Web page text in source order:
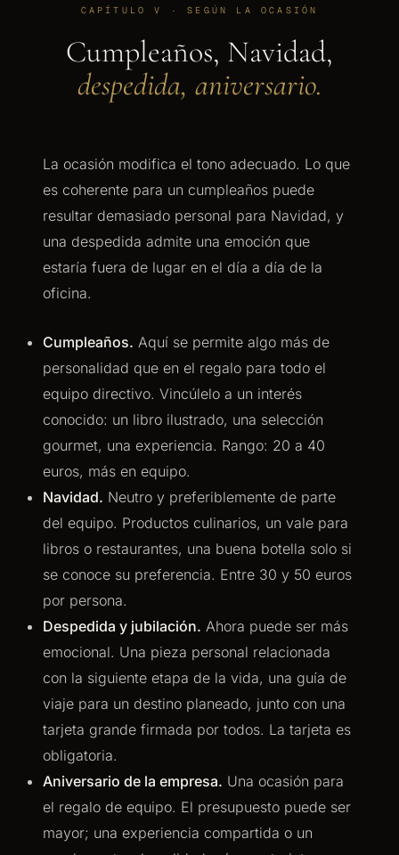
CAPÍTULO V · SEGÚN LA OCASIÓN
Cumpleaños, Navidad,
despedida, aniversario.
La ocasión modifica el tono adecuado. Lo que
es coherente para un cumpleaños puede
resultar demasiado personal para Navidad, y
una despedida admite una emoción que
estaría fuera de lugar en el día a día de la
oficina.
Cumpleaños. Aquí se permite algo más de
personalidad que en el regalo para todo el
equipo directivo. Vincúlelo a un interés
conocido: un libro ilustrado, una selección
gourmet, una experiencia. Rango: 20 a 40
euros, más en equipo.
Navidad. Neutro y preferiblemente de parte
del equipo. Productos culinarios, un vale para
libros o restaurantes, una buena botella solo si
se conoce su preferencia. Entre 30 y 50 euros
por persona.
Despedida y jubilación. Ahora puede ser más
emocional. Una pieza personal relacionada
con la siguiente etapa de la vida, una guía de
viaje para un destino planeado, junto con una
tarjeta grande firmada por todos. La tarjeta es
obligatoria.
Aniversario de la empresa. Una ocasión para
el regalo de equipo. El presupuesto puede ser
mayor; una experiencia compartida o un